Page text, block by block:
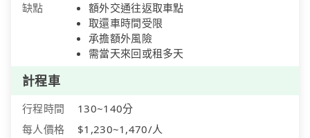
缺點
額外交通往返取車點
取還車時間受限
承擔額外風險
需當天來回或租多天
計程車
行程時間
130~140分
每人價格
$1,230~1,470/人